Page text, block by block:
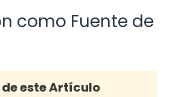
como Fuente de
este Artículo